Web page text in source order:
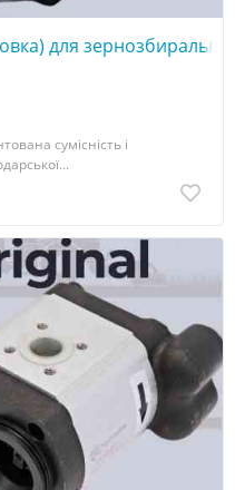
для
сумісність і